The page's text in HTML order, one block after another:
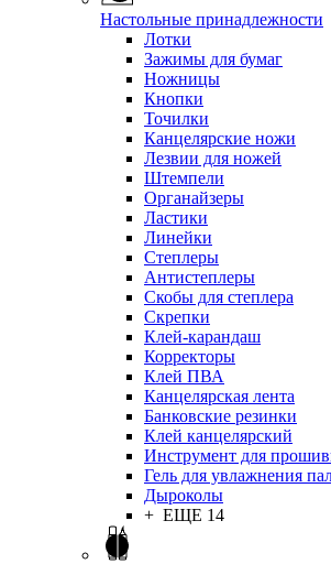
Настольные принадлежности
Лотки
Зажимы для бумаг
Ножницы
Кнопки
Точилки
Канцелярские ножи
Лезвии для ножей
Штемпели
Органайзеры
Ластики
Линейки
Степлеры
Антистеплеры
Скобы для степлера
Скрепки
Клей-карандаш
Корректоры
Клей ПВА
Канцелярская лента
Банковские резинки
Клей канцелярский
Инструмент для
Гель для увлажнения
Дыроколы
+ ЕЩЕ 14